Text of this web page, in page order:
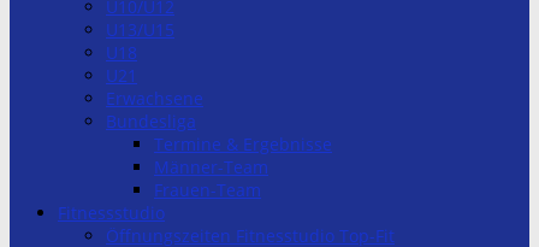
U10/U12
U13/U15
U18
U21
Erwachsene
Bundesliga
Termine & Ergebnisse
Männer-Team
Frauen-Team
Fitnessstudio
Öffnungszeiten Fitnesstudio Top-Fit